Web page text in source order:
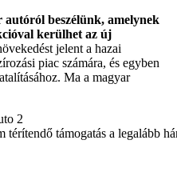
autóról beszélünk, amelynek
kerülhet az új
jelent a hazai
piac számára, és egyben
Ma a magyar
térítendő támogatás a legalább